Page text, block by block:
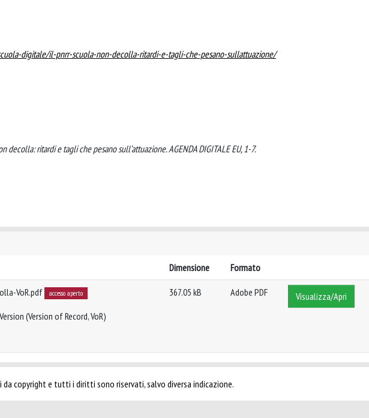
digitale/il-pnrr-scuola-non-decolla-ritardi-e-tagli-che-pesano-sullattuazione/
decolla: ritardi e tagli che pesano sull’attuazione. AGENDA DIGITALE EU, 1-7.
Dimensione Formato
VoR.pdf accesso aperto
(Version of Record, VoR)
367.05 kB Adobe PDF Visualizza/Apri
copyright e tutti i diritti sono riservati, salvo diversa indicazione.